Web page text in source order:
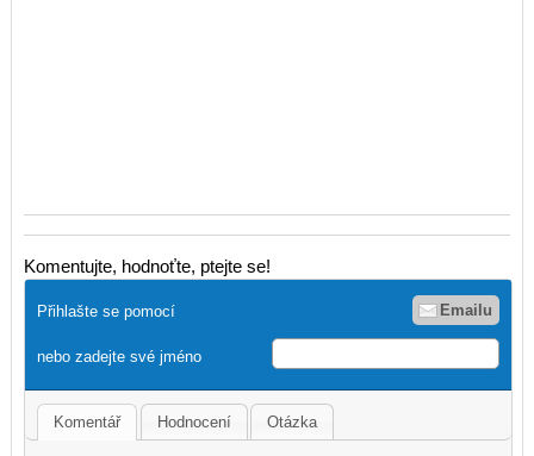
Komentujte, hodnoťte, ptejte se!
Přihlašte se pomocí Emailu
nebo zadejte své jméno
Komentář Hodnocení Otázka